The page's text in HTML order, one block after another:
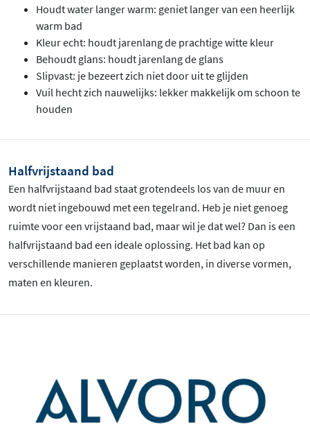
Houdt water langer warm: geniet langer van een heerlijk
warm bad
Kleur echt: houdt jarenlang de prachtige witte kleur
Behoudt glans: houdt jarenlang de glans
Slipvast: je bezeert zich niet door uit te glijden
Vuil hecht zich nauwelijks: lekker makkelijk om schoon te
houden
Halfvrijstaand bad
Een halfvrijstaand bad staat grotendeels los van de muur en
wordt niet ingebouwd met een tegelrand. Heb je niet genoeg
ruimte voor een vrijstaand bad, maar wil je dat wel? Dan is een
halfvrijstaand bad een ideale oplossing. Het bad kan op
verschillende manieren geplaatst worden, in diverse vormen,
maten en kleuren.